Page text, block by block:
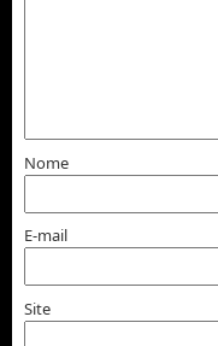
Nome
E-mail
Site